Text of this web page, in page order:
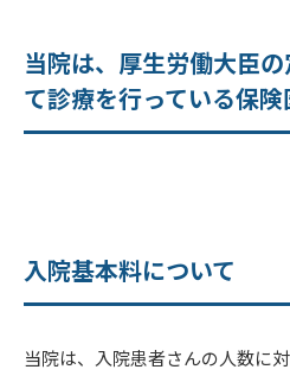
当院は、厚生労働大臣
て診療を行っている保
入院基本料について
当院は、入院患者さんの人数に